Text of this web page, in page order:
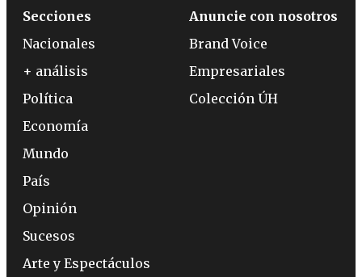
Secciones
Nacionales
+ análisis
Política
Economía
Mundo
País
Opinión
Sucesos
Arte y Espectáculos
Anuncie con nosotros
Brand Voice
Empresariales
Colección ÚH